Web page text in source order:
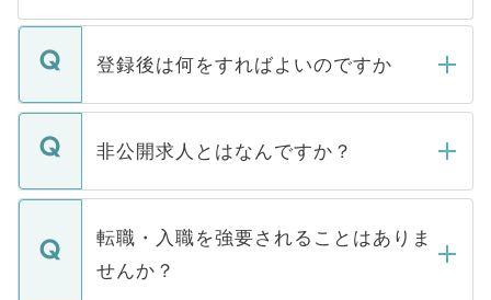
登録後は何をすればよいのですか
ご登録いただきましたら、弊社担当者がご
登録内容を確認し、その後メールもしくは
ます。通常、5営業日以内にはご連絡をせて
いただきますので、しばらくお待ちくださ
非公開求人とはなんですか？
マイナビDOCTORで取り扱っている求人の
うち約3割は、Webサイトからご覧いただ
けない「非公開求人」です。非公開求人は
下記の理由によって、一般には公開してい
転職・入職を強要されることはありま
せんか？